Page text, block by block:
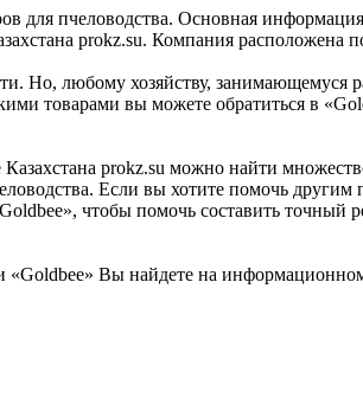
для пчеловодства. Основная
prokz.su. Компания расположена
Но, любому хозяйству,
товарами вы можете обратиться в
prokz.su можно найти
Если вы хотите помочь другим
чтобы помочь составить точный
Вы найдете на информационном